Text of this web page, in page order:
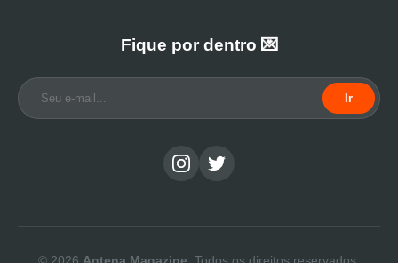
Fique por dentro 💌
Ir